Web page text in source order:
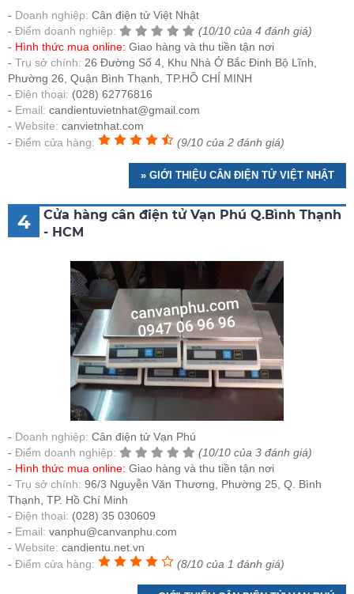
Doanh nghiệp: Cân điện tử Việt Nhật
Điểm doanh nghiệp:
(10/10 của 4 đánh giá)
Hình thức mua online: Giao hàng và thu tiền tận nơi
Trụ sở chính: 26 Đường Số 4, Khu Nhà Ở Bắc Đinh Bộ Lĩnh,
Phường 26, Quận Bình Thạnh, TP.HỒ CHÍ MINH
Điện thoại: (028) 62776816
Email: candientuvietnhat@gmail.com
Website: canvietnhat.com
Điểm cửa hàng:
(9/10 của 2 đánh giá)
» GIỚI THIỆU CÂN ĐIỆN TỬ VIỆT NHẬT
4
Cửa hàng cân điện tử Vạn Phú Q.Bình Thạnh
- HCM
Doanh nghiệp: Cân điện tử Vạn Phú
Điểm doanh nghiệp:
(10/10 của 3 đánh giá)
Hình thức mua online: Giao hàng và thu tiền tận nơi
Trụ sở chính: 96/3 Nguyễn Văn Thương, Phường 25, Q. Bình
Thạnh, TP. Hồ Chí Minh
Điện thoại: (028) 35 030609
Email: vanphu@canvanphu.com
Website: candientu.net.vn
Điểm cửa hàng:
(8/10 của 1 đánh giá)